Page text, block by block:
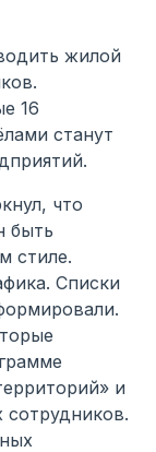
жилой
16
станут
что
быть
стиле.
Списки
и
сотрудников.